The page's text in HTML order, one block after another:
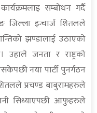
सम्बोधन गर्दै
जिल्ला इन्चार्ज शितलले
झण्डालाई उठाएको
जनता र राष्ट्रको
नया पार्टी पुनर्गठन
प्रचण्ड बाबुरामहरुले
सिध्याएपछी आफुहरुले